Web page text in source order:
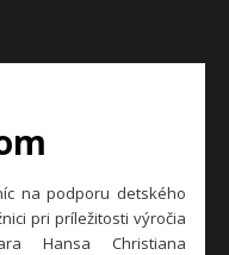
na podporu detského
pri príležitosti výročia
Hansa Christiana